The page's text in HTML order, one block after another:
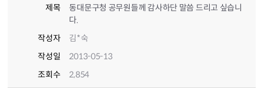
제목
동대문구청 공무원들께 감사하단 말씀 드리고 싶습니
다.
작성자
김*숙
작성일
2013-05-13
조회수
2,854